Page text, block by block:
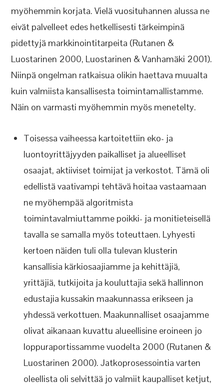
myöhemmin korjata. Vielä vuosituhannen alussa ne
eivät palvelleet edes hetkellisesti tärkeimpinä
pidettyjä markkinointitarpeita (Rutanen &
Luostarinen 2000, Luostarinen & Vanhamäki 2001).
Niinpä ongelman ratkaisua olikin haettava muualta
kuin valmiista kansallisesta toimintamallistamme.
Näin on varmasti myöhemmin myös menetelty.
Toisessa vaiheessa kartoitettiin eko- ja
luontoyrittäjyyden paikalliset ja alueelliset
osaajat, aktiiviset toimijat ja verkostot. Tämä oli
edellistä vaativampi tehtävä hoitaa vastaamaan
ne myöhempää algoritmista
toimintavalmiuttamme poikki- ja monitieteisellä
tavalla se samalla myös toteuttaen. Lyhyesti
kertoen näiden tuli olla tulevan klusterin
kansallisia kärkiosaajiamme ja kehittäjiä,
yrittäjiä, tutkijoita ja kouluttajia sekä hallinnon
edustajia kussakin maakunnassa erikseen ja
yhdessä verkottuen. Maakunnalliset osaajamme
olivat aikanaan kuvattu alueellisine eroineen jo
loppuraportissamme vuodelta 2000 (Rutanen &
Luostarinen 2000). Jatkoprosessointia varten
oleellista oli selvittää jo valmiit kaupalliset ketjut,